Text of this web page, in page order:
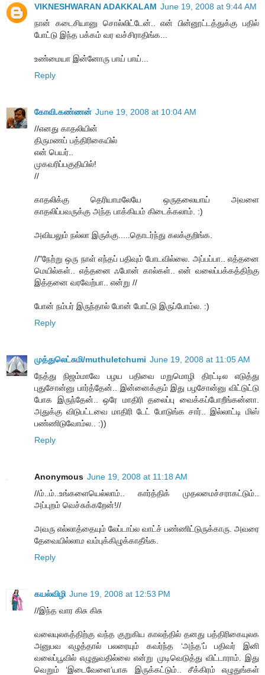
VIKNESHWARAN ADAKKALAM June 19, 2008 at 9:44 AM
நான் கடைசியானு சொல்லிட்டேன்.. என் பின்னூட்டத்துக்கு பதில்
போட்டு இந்த பக்கம் வர வச்சிராதிங்க...
உண்மையா இன்னோரு பாய் பாய்...
Reply
கோவி.கண்ணன் June 19, 2008 at 10:04 AM
//எனது காதலியின்
திருமணப் பத்திரிகையில்
என் பெயர்..
முகவரிப்பகுதியில்!
//
காதலிக்கு தெரியாமலேயே ஒருதலையாய் அவளை
காதலிப்பவருக்கு அந்த பாக்கியம் கிடைக்கலாம். :)
அவியலும் நல்லா இருக்கு.....தொடர்ந்து கலக்குறிங்க.
//"நேற்று ஒரு நாள் எந்தப் பதிவும் போடவில்லை. அப்பப்பா.. எத்தனை
மெயில்கள்.. எத்தனை ஃபோன் கால்கள்.. என் வலைப்பக்கத்திற்கு
இத்தனை வரவேற்பா.. என்று //
போன் நம்பர் இருந்தால் போன் போட்டு இருப்போம்ல. :)
Reply
முத்துலெட்சுமி/muthuletchumi June 19, 2008 at 11:05 AM
நேத்து நிஜம்மாவே பழய பதிவை மறுமொழி திரட்டில எடுத்து
புதுசோன்னு பார்த்தேன்.. இன்னைக்கும் இது பழசோன்னு விட்டுட்டு
போக இருந்தேன்.. ஒரே மாதிரி தலைப்பு வைக்கப்போறீங்கன்னா.
அதுக்கு விடுபட்டவை மாதிரி டேட் போடுங்க சார்.. இல்லாட்டி மிஸ்
பண்ணிடுவோம்ல.. :))
Reply
Anonymous June 19, 2008 at 11:18 AM
//ம்..ம்..உங்களையெல்லாம்.. கார்த்திக் முதலமைச்சராகட்டும்..
அப்புறம் வெச்சுக்கறேன்!//
அவரு எல்லாத்தையும் லேப்டாப்ல வாட்ச் பண்ணிட்டுருக்காரு. அவரை
தேவையில்லாம வம்புக்கிழுக்காதீங்க.
Reply
கயல்விழி June 19, 2008 at 12:53 PM
//இந்த வார கிசு கிசு
வலையுலகத்திற்கு வந்த குறுகிய காலத்தில் தனது பத்திரிகையுலக
அனுபவ எழுத்தால் பலரையும் கவர்ந்த ‘அந்த’ப் பதிவர் இனி
வலைப்பூவில் எழுதுவதில்லை என்று முடிவெடுத்து விட்டாராம். இது
வெறும் ‘இடைவேளை’யாக இருக்கட்டும்.. சீக்கிரம் எழுதுங்கள்